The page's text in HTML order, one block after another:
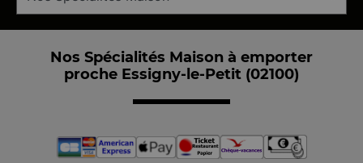
Nos Spécialités Maison à emporter
proche Essigny-le-Petit (02100)